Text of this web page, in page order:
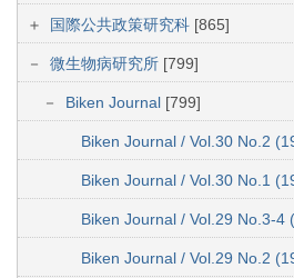
国際公共政策研究科 [865]
微生物病研究所 [799]
Biken Journal [799]
Biken Journal / Vol.30 No.2
Biken Journal / Vol.30 No.1
Biken Journal / Vol.29 No.3-4
Biken Journal / Vol.29 No.2